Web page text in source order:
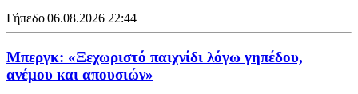
Γήπεδο|06.08.2026 22:44
Μπεργκ: «Ξεχωριστό παιχνίδι λόγω γηπέδου,
ανέμου και απουσιών»